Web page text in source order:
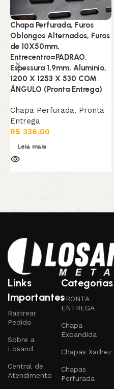
Chapa Perfurada, Furos
Oblongos Alternados, Furos
de 10X50mm,
Entrecentro=PADRAO,
Espessura 1,9mm, Alumínio,
1200 X 1253 X 530 COM
ÂNGULO (Pronta Entrega)
Chapa Perfurada, Pronta
Entrega
R$ 336,00
Leia mais
Links
Importantes
Rastrear
Pedido
Sobre a
Losand
Central de
Atendimento
Categorias
PRONTA
ENTREGA
Chapa
Expandida
Chapas Xadrez
Chapas
Perfurada